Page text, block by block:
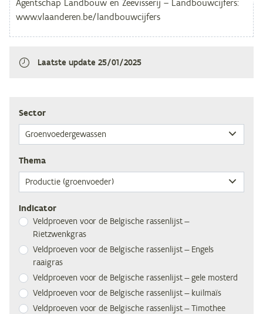
Laatste update 25/01/2025
Sec­tor
The­ma
Indicator
Veld­proe­ven voor de Bel­gi­sche ras­sen­lijst —
Rietzwenkgras
Veld­proe­ven voor de Bel­gi­sche ras­sen­lijst — En­gels
raaigras
Veld­proe­ven voor de Bel­gi­sche ras­sen­lijst — gele mosterd
Veld­proe­ven voor de Bel­gi­sche ras­sen­lijst — kuilmaïs
Veld­proe­ven voor de Bel­gi­sche ras­sen­lijst — Timothee